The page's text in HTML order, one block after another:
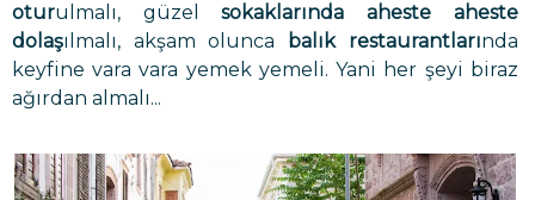
oturulmalı, güzelsokaklarında aheste aheste
dolaşılmalı, akşam olunca balık restaurantlarında
keyfine vara vara yemek yemeli. Yani her şeyi biraz
ağırdan almalı...